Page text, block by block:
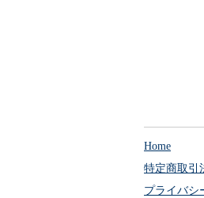
Home
特定商取引
プライバシ